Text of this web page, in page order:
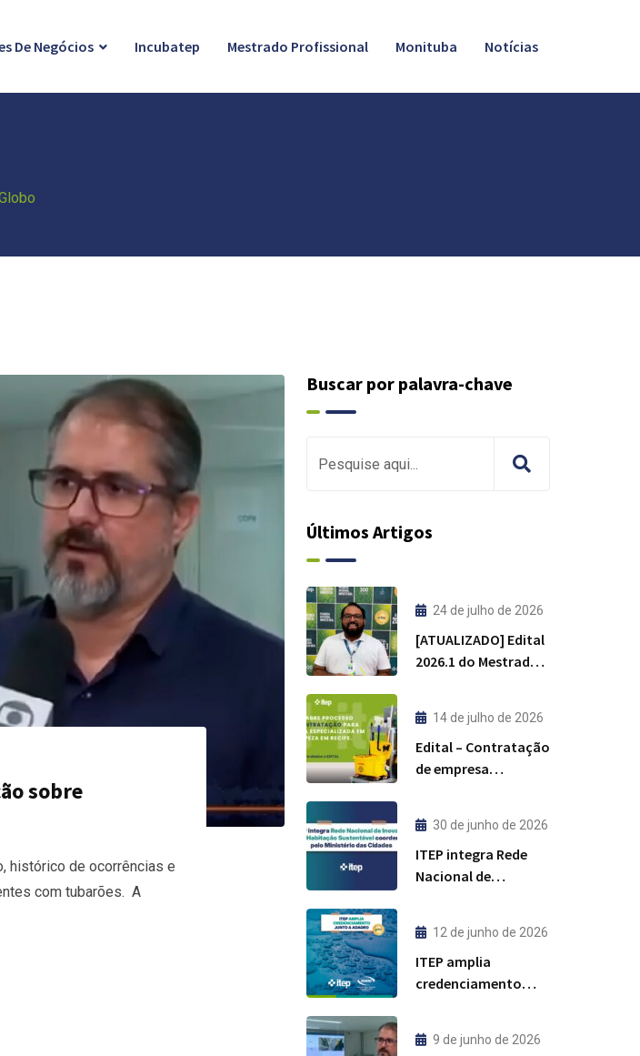
De Negócios Incubatep Mestrado Profissional Monituba Notícias
sobre
histórico de ocorrências e
com tubarões. A
Buscar por palavra-chave
Últimos Artigos
24 de julho de 2026
[ATUALIZADO] Edital
2026.1 do Mestrado
Ambiental do ITEP
14 de julho de 2026
Edital – Contratação
de empresa
30 de junho de 2026
ITEP integra Rede
Nacional de
Sustentável
coordenada pelo
Ministério das
12 de junho de 2026
ITEP amplia
credenciamento
9 de junho de 2026